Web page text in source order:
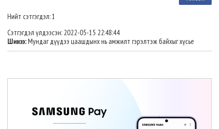
Нийт сэтгэгдэл: 1
Сэтгэгдэл үлдээсэн: 2022-05-15 22:48:44
Шинээ:Мундаг дүүдээ цаашдынх нь амжилт гэрэлтэж байхыг хүсье